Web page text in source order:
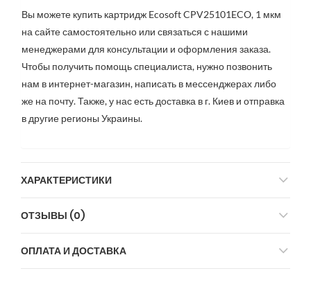
Вы можете купить картридж Ecosoft CPV25101ECO, 1 мкм
на сайте самостоятельно или связаться с нашими
менеджерами для консультации и оформления заказа.
Чтобы получить помощь специалиста, нужно позвонить
нам в интернет-магазин, написать в мессенджерах либо
же на почту. Также, у нас есть доставка в г. Киев и отправка
в другие регионы Украины.
ХАРАКТЕРИСТИКИ
ОТЗЫВЫ (0)
ОПЛАТА И ДОСТАВКА